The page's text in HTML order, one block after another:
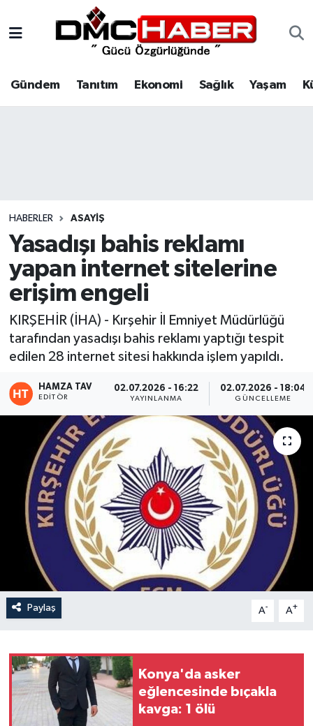
Gündem Tanıtım Ekonomi Sağlık Yaşam
HABERLER ASAYIŞ
Yasadışı bahis reklamı
yapan internet sitelerine
erişim engeli
KIRŞEHİR (İHA) - Kırşehir İl Emniyet Müdürlüğü
tarafından yasadışı bahis reklamı yaptığı tespit
edilen 28 internet sitesi hakkında işlem yapıldı.
HAMZA TAV
EDITÖR
02.07.2026 - 16:22
YAYINLANMA
02.07.2026 - 18:04
GÜNCELLEME
Paylaş A- A+
Konya'da asker
eğlencesinde bıçakla
kavga: 1 ölü
Tanıtım
Spor
Siyaset
Eğitim
Resmi İlan
Nöbetçi Eczaneler
Hava Durumu
Haber Arşivi